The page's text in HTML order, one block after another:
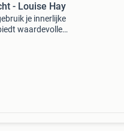
- Louise Hay
je innerlijke
waardevolle